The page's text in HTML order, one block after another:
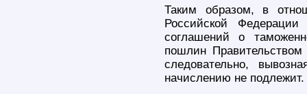
Таким образом, в
Российской
соглашений о
пошлин
следовательно,
начислению не подлежит.